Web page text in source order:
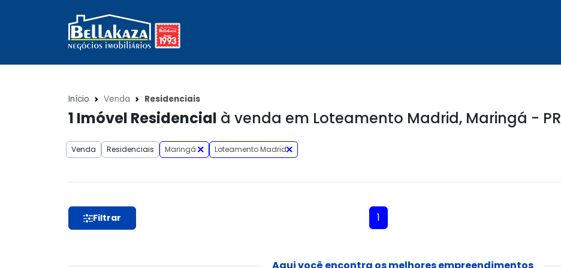
Início Venda Residenciais
1 Imóvel Residencial à venda em Loteamento Madrid, Maringá - PR
Venda Residenciais Maringá Loteamento Madrid
Filtrar 1